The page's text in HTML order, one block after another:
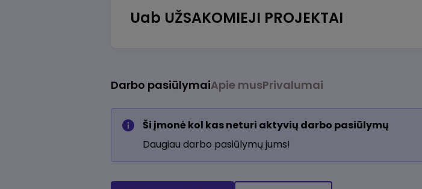
Uab UŽSAKOMIEJI PROJEKTAI
Darbo pasiūlymaiApie musPrivalumai
Ši įmonė kol kas neturi aktyvių darbo pasiūlymų
Daugiau darbo pasiūlymų jums!